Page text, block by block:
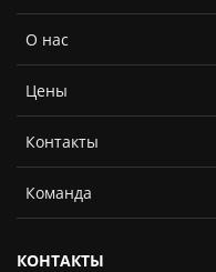
О нас
Цены
Контакты
Команда
КОНТАКТЫ